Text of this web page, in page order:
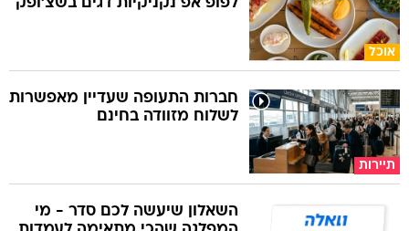
אוכל
לפופ אפ נקניקיות דגים בשצ'ופק
תיירות
חברות התעופה שעדיין מאפשרות
לשלוח מזוודה בחינם
השאלון שיעשה לכם סדר - מי